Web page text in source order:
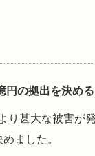
円の拠出を決める
り甚大な被害が
ました。